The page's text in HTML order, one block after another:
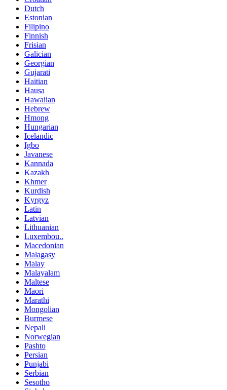
Dutch
Estonian
Filipino
Finnish
Frisian
Galician
Georgian
Gujarati
Haitian
Hausa
Hawaiian
Hebrew
Hmong
Hungarian
Icelandic
Igbo
Javanese
Kannada
Kazakh
Khmer
Kurdish
Kyrgyz
Latin
Latvian
Lithuanian
Luxembou..
Macedonian
Malagasy
Malay
Malayalam
Maltese
Maori
Marathi
Mongolian
Burmese
Nepali
Norwegian
Pashto
Persian
Punjabi
Serbian
Sesotho